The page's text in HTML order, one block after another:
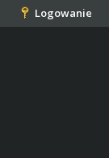
Logowanie